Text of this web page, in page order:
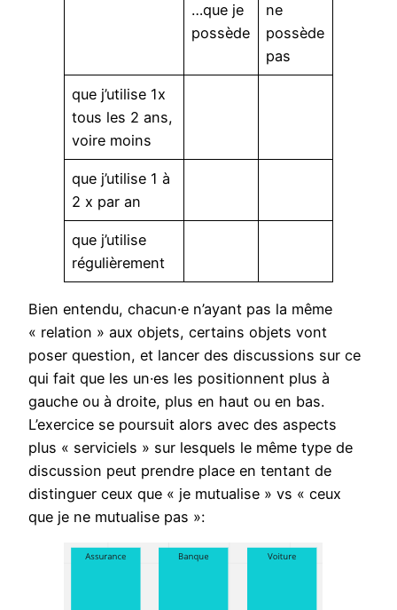
…que je
possède
ne
possède
pas
que j’utilise 1x
tous les 2 ans,
voire moins
que j’utilise 1 à
2 x par an
que j’utilise
régulièrement
Bien entendu, chacun·e n’ayant pas la même
« relation » aux objets, certains objets vont
poser question, et lancer des discussions sur ce
qui fait que les un·es les positionnent plus à
gauche ou à droite, plus en haut ou en bas.
L’exercice se poursuit alors avec des aspects
plus « serviciels » sur lesquels le même type de
discussion peut prendre place en tentant de
distinguer ceux que « je mutualise » vs « ceux
que je ne mutualise pas »: